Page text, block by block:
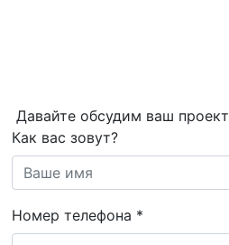
Давайте обсудим ваш проект
Как вас зовут?
Номер телефона *